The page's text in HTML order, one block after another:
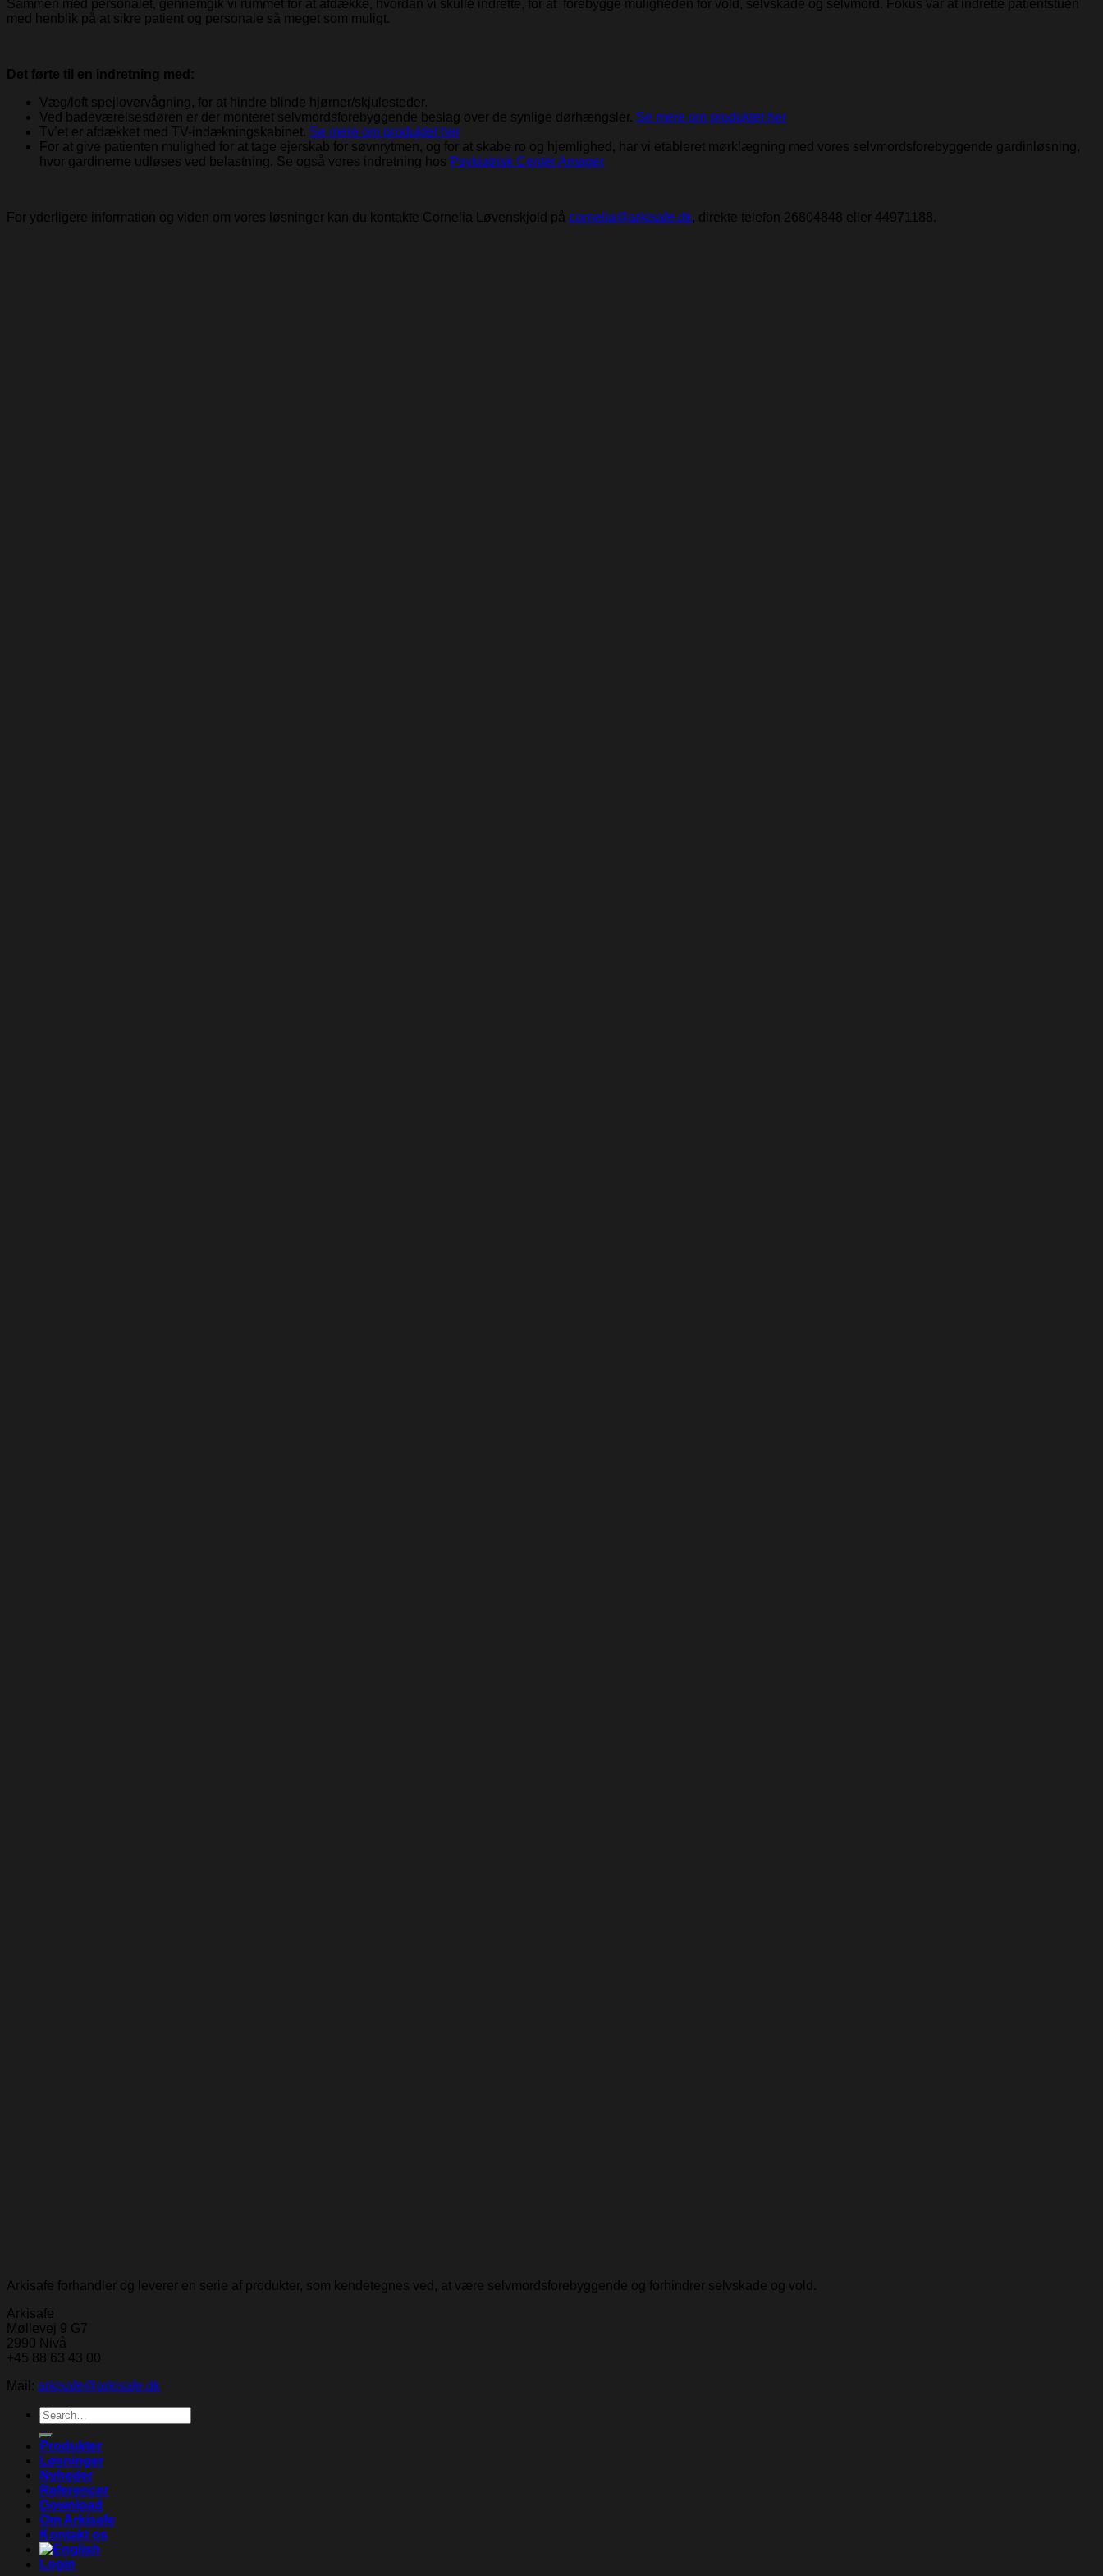
Sammen med personalet, gennemgik vi rummet for at afdække, hvordan vi skulle indrette, for at forebygge muligheden for vold, selvskade og selvmord. Fokus var at indrette patientstuen
med henblik på at sikre patient og personale så meget som muligt.
Det førte til en indretning med:
Væg/loft spejlovervågning, for at hindre blinde hjørner/skjulesteder.
Ved badeværelsesdøren er der monteret selvmordsforebyggende beslag over de synlige dørhængsler. Se mere om produktet her
Tv’et er afdækket med TV-indækningskabinet. Se mere om produktet her
For at give patienten mulighed for at tage ejerskab for søvnrytmen, og for at skabe ro og hjemlighed, har vi etableret mørklægning med vores selvmordsforebyggende gardinløsning,
hvor gardinerne udløses ved belastning. Se også vores indretning hos Psykiatrisk Center Amager
For yderligere information og viden om vores løsninger kan du kontakte Cornelia Løvenskjold på cornelia@arkisafe.dk, direkte telefon 26804848 eller 44971188.
Arkisafe forhandler og leverer en serie af produkter, som kendetegnes ved, at være selvmordsforebyggende og forhindrer selvskade og vold.
Arkisafe
Møllevej 9 G7
2990 Nivå
+45 88 63 43 00
Mail: arkisafe@arkisafe.dk
Search
for:
Produkter
Løsninger
Nyheder
Referencer
Download
Om Arkisafe
Kontakt os
Login